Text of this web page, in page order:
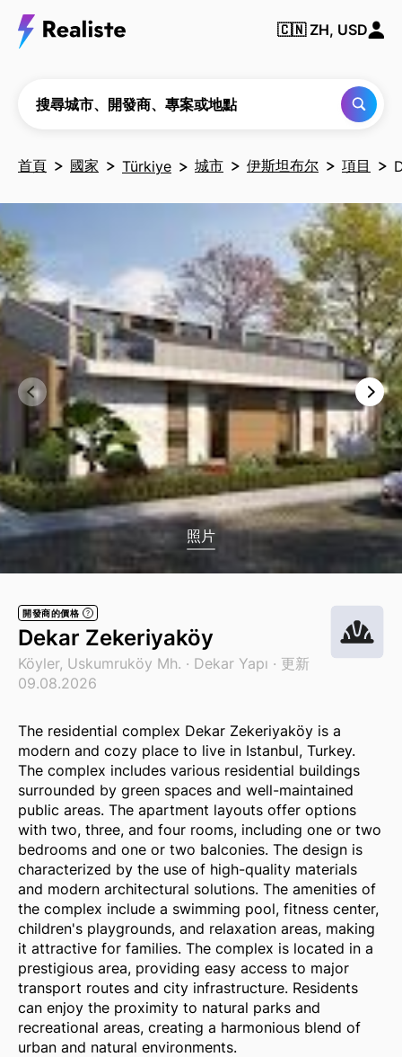
點
🇨🇳ZH, USD
搜尋城市、開發商、專案或地點
首頁 國家 Türkiye 城市 伊斯坦布尔 項目
照片
開發商的價格 ?
Dekar Zekeriyaköy
Köyler, Uskumruköy Mh. · Dekar Yapı · 更新
09.08.2026
The residential complex Dekar Zekeriyaköy is a
modern and cozy place to live in Istanbul, Turkey.
The complex includes various residential buildings
surrounded by green spaces and well-maintained
public areas. The apartment layouts offer options
with two, three, and four rooms, including one or two
bedrooms and one or two balconies. The design is
characterized by the use of high-quality materials
and modern architectural solutions. The amenities of
the complex include a swimming pool, fitness center,
children's playgrounds, and relaxation areas, making
it attractive for families. The complex is located in a
prestigious area, providing easy access to major
transport routes and city infrastructure. Residents
can enjoy the proximity to natural parks and
recreational areas, creating a harmonious blend of
urban and natural environments.